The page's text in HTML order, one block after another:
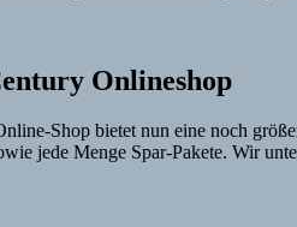
Onlineshop
Shop bietet nun eine noch
jede Menge Spar-Pakete. Wir